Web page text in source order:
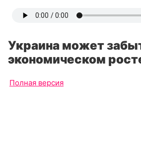
Украина может
экономическом
Полная версия